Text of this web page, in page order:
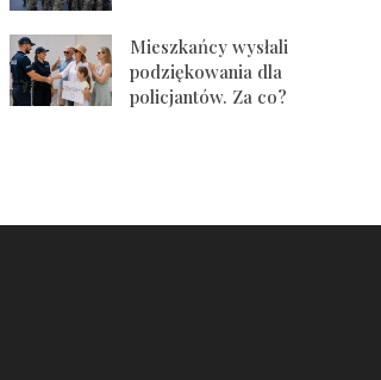
Mieszkańcy wysłali
podziękowania dla
policjantów. Za co?